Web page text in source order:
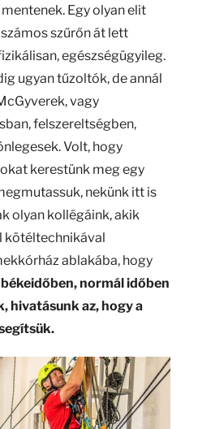
Egy olyan elit
szűrőn át lett
egészségügyileg.
ugyan tűzoltók, de annál
vagy
felszereltségben,
Volt, hogy
kerestünk meg egy
nekünk itt is
olyan kollégáink, akik
kötéltechnikával
ablakába, hogy
normál időben
hivatásunk az, hogy a